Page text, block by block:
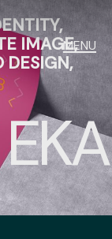
MENU
IMAGE,
DESIGN,